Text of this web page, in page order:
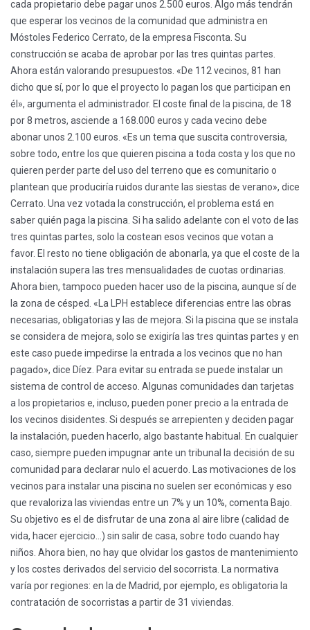
cada propietario debe pagar unos 2.500 euros. Algo más tendrán
que esperar los vecinos de la comunidad que administra en
Móstoles Federico Cerrato, de la empresa Fisconta. Su
construcción se acaba de aprobar por las tres quintas partes.
Ahora están valorando presupuestos. «De 112 vecinos, 81 han
dicho que sí, por lo que el proyecto lo pagan los que participan en
él», argumenta el administrador. El coste final de la piscina, de 18
por 8 metros, asciende a 168.000 euros y cada vecino debe
abonar unos 2.100 euros. «Es un tema que suscita controversia,
sobre todo, entre los que quieren piscina a toda costa y los que no
quieren perder parte del uso del terreno que es comunitario o
plantean que produciría ruidos durante las siestas de verano», dice
Cerrato. Una vez votada la construcción, el problema está en
saber quién paga la piscina. Si ha salido adelante con el voto de las
tres quintas partes, solo la costean esos vecinos que votan a
favor. El resto no tiene obligación de abonarla, ya que el coste de la
instalación supera las tres mensualidades de cuotas ordinarias.
Ahora bien, tampoco pueden hacer uso de la piscina, aunque sí de
la zona de césped. «La LPH establece diferencias entre las obras
necesarias, obligatorias y las de mejora. Si la piscina que se instala
se considera de mejora, solo se exigiría las tres quintas partes y en
este caso puede impedirse la entrada a los vecinos que no han
pagado», dice Díez. Para evitar su entrada se puede instalar un
sistema de control de acceso. Algunas comunidades dan tarjetas
a los propietarios e, incluso, pueden poner precio a la entrada de
los vecinos disidentes. Si después se arrepienten y deciden pagar
la instalación, pueden hacerlo, algo bastante habitual. En cualquier
caso, siempre pueden impugnar ante un tribunal la decisión de su
comunidad para declarar nulo el acuerdo. Las motivaciones de los
vecinos para instalar una piscina no suelen ser económicas y eso
que revaloriza las viviendas entre un 7% y un 10%, comenta Bajo.
Su objetivo es el de disfrutar de una zona al aire libre (calidad de
vida, hacer ejercicio…) sin salir de casa, sobre todo cuando hay
niños. Ahora bien, no hay que olvidar los gastos de mantenimiento
y los costes derivados del servicio del socorrista. La normativa
varía por regiones: en la de Madrid, por ejemplo, es obligatoria la
contratación de socorristas a partir de 31 viviendas.